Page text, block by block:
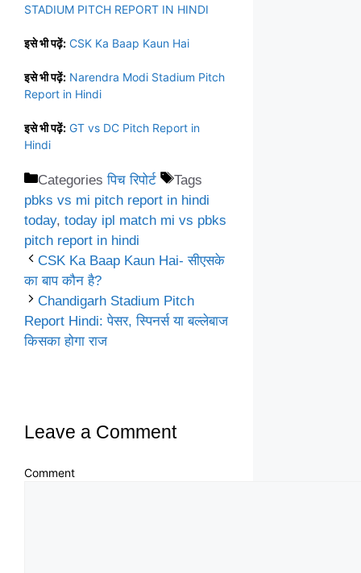
STADIUM PITCH REPORT IN HINDI
इसे भी पढ़ें: CSK Ka Baap Kaun Hai
इसे भी पढ़ें: Narendra Modi Stadium Pitch
Report in Hindi
इसे भी पढ़ें: GT vs DC Pitch Report in
Hindi
Categoriesपिच रिपोर्ट
Tags
pbks vs mi pitch report in hindi
today, today ipl match mi vs pbks
pitch report in hindi
CSK Ka Baap Kaun Hai- सीएसके
का बाप कौन है?
Chandigarh Stadium Pitch
Report Hindi: पेसर, स्पिनर्स या बल्लेबाज
किसका होगा राज
Leave a Comment
Comment